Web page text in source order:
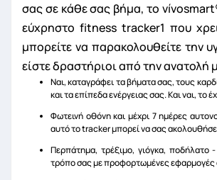
σας σε κάθε σας βήμα, το vívosmart
εύχρηστο fitness tracker1 που
μπορείτε να παρακολουθείτε την
είστε δραστήριοι από την ανατολή
Ναι, καταγράφει τα βήματα σας, τους
και τα επίπεδα ενέργειας σας. Και ναι, το
Φωτεινή οθόνη και μέχρι 7 ημέρες
αυτό το tracker μπορεί να σας
Περπάτημα, τρέξιμο, γιόγκα, ποδήλατο -
τρόπο σας με προφορτωμένες